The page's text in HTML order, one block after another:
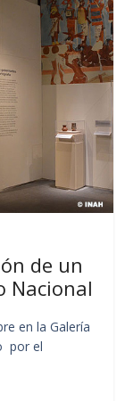
de un
Nacional
en la Galería
por el